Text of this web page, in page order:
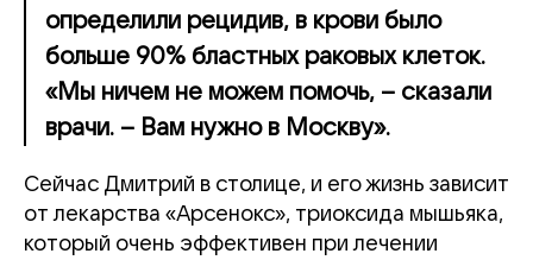
определили рецидив, в крови было
больше 90% бластных раковых клеток.
«Мы ничем не можем помочь, – сказали
врачи. – Вам нужно в Москву».
Сейчас Дмитрий в столице, и его жизнь зависит
от лекарства «Арсенокс», триоксида мышьяка,
который очень эффективен при лечении